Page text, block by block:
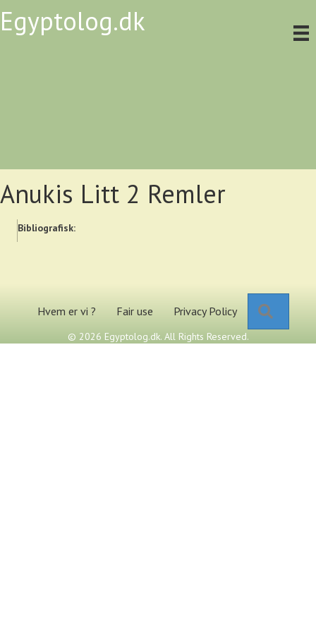
Egyptolog.dk
Anukis Litt 2 Remler
Bibliografisk:
Hvem er vi ? Fair use Privacy Policy
© 2026 Egyptolog.dk. All Rights Reserved.